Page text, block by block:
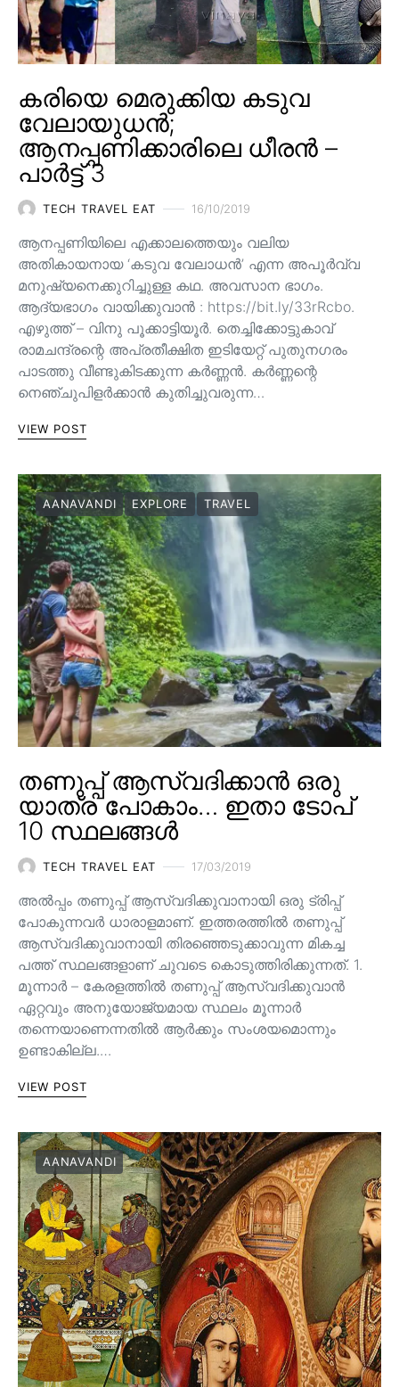
കരിയെ മെരുക്കിയ കടുവ
വേലായുധൻ;
ആനപ്പണിക്കാരിലെ ധീരൻ –
പാർട്ട് 3
TECH TRAVEL EAT 16/10/2019
ആനപ്പണിയിലെ എക്കാലത്തെയും വലിയ
അതികായനായ ‘കടുവ വേലാധൻ’ എന്ന അപൂർവ്വ
മനുഷ്യനെക്കുറിച്ചുള്ള കഥ. അവസാന ഭാഗം.
ആദ്യഭാഗം വായിക്കുവാൻ : https://bit.ly/33rRcbo.
എഴുത്ത് – വിനു പൂക്കാട്ടിയൂർ. തെച്ചിക്കോട്ടുകാവ്
രാമചന്ദ്രന്റെ അപ്രതീക്ഷിത ഇടിയേറ്റ് പുതുനഗരം
പാടത്തു വീണ്ടുകിടക്കുന്ന കർണ്ണൻ. കർണ്ണന്റെ
നെഞ്ചുപിളർക്കാൻ കുതിച്ചുവരുന്ന…
VIEW POST
AANAVANDI EXPLORE TRAVEL
തണുപ്പ് ആസ്വദിക്കാൻ ഒരു
യാത്ര പോകാം… ഇതാ ടോപ്
10 സ്ഥലങ്ങൾ
TECH TRAVEL EAT 17/03/2019
അൽപ്പം തണുപ്പ് ആസ്വദിക്കുവാനായി ഒരു ട്രിപ്പ്
പോകുന്നവർ ധാരാളമാണ്. ഇത്തരത്തിൽ തണുപ്പ്
ആസ്വദിക്കുവാനായി തിരഞ്ഞെടുക്കാവുന്ന മികച്ച
പത്ത് സ്ഥലങ്ങളാണ് ചുവടെ കൊടുത്തിരിക്കുന്നത്. 1.
മൂന്നാർ – കേരളത്തിൽ തണുപ്പ് ആസ്വദിക്കുവാൻ
ഏറ്റവും അനുയോജ്യമായ സ്ഥലം മൂന്നാർ
തന്നെയാണെന്നതിൽ ആർക്കും സംശയമൊന്നും
ഉണ്ടാകില്ല.…
VIEW POST
AANAVANDI